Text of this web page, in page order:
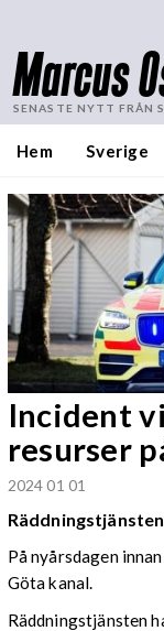
Marcus
SENASTE NYTT FRÅN
Hem Sverige
Incident
resurser
2024 01 01
På nyårsdagen
Göta kanal.
Räddningstjänsten